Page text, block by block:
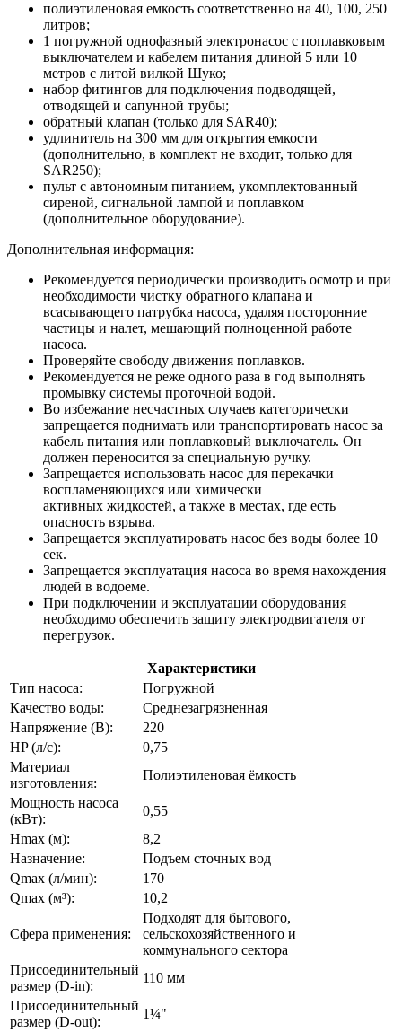
полиэтиленовая емкость соответственно на 40, 100, 250
литров;
1 погружной однофазный электронасос с поплавковым
выключателем и кабелем питания длиной 5 или 10
метров с литой вилкой Шуко;
набор фитингов для подключения подводящей,
отводящей и сапунной трубы;
обратный клапан (только для SAR40);
удлинитель на 300 мм для открытия емкости
(дополнительно, в комплект не входит, только для
SAR250);
пульт с автономным питанием, укомплектованный
сиреной, сигнальной лампой и поплавком
(дополнительное оборудование).
Дополнительная информация:
Рекомендуется периодически производить осмотр и при
необходимости чистку обратного клапана и
всасывающего патрубка насоса, удаляя посторонние
частицы и налет, мешающий полноценной работе
насоса.
Проверяйте свободу движения поплавков.
Рекомендуется не реже одного раза в год выполнять
промывку системы проточной водой.
Во избежание несчастных случаев категорически
запрещается поднимать или транспортировать насос за
кабель питания или поплавковый выключатель. Он
должен переносится за специальную ручку.
Запрещается использовать насос для перекачки
воспламеняющихся или химически
активных жидкостей, а также в местах, где есть
опасность взрыва.
Запрещается эксплуатировать насос без воды более 10
сек.
Запрещается эксплуатация насоса во время нахождения
людей в водоеме.
При подключении и эксплуатации оборудования
необходимо обеспечить защиту электродвигателя от
перегрузок.
Характеристики
Тип насоса:
Погружной
Качество воды:
Среднезагрязненная
Напряжение (В):
220
HP (л/с):
0,75
Материал
изготовления:
Полиэтиленовая ёмкость
Мощность насоса
(кВт):
0,55
Hmax (м):
8,2
Назначение:
Подъем сточных вод
Qmax (л/мин):
170
Qmax (м³):
10,2
Сфера применения:
Подходят для бытового,
сельскохозяйственного и
коммунального сектора
Присоединительный
размер (D-in):
110 мм
Присоединительный
размер (D-out):
1¼"